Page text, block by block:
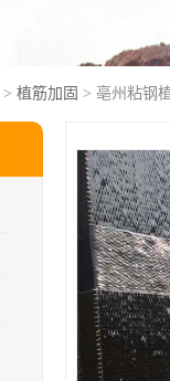
> 植筋加固 > 亳州粘钢